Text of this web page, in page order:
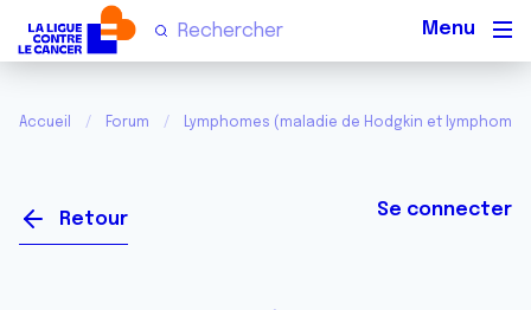
Accueil Forum Lymphomes (maladie de Hodgkin et
Retour Se connecter